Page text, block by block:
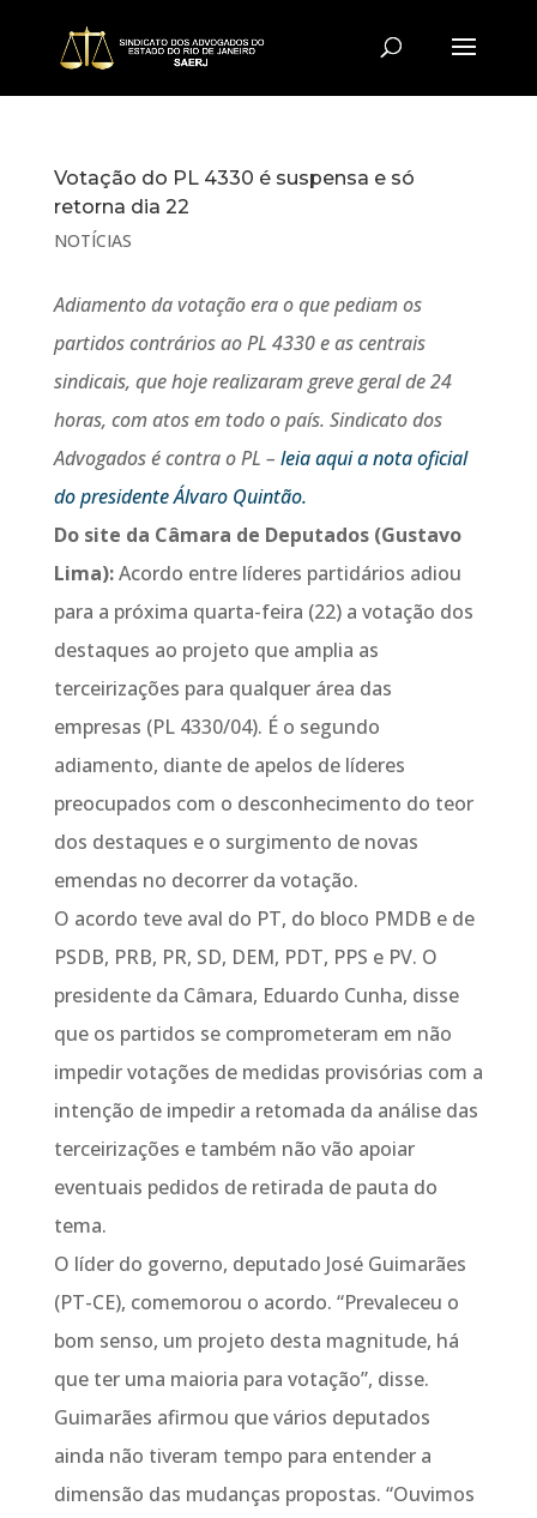
Votação do PL 4330 é suspensa e só
retorna dia 22
NOTÍCIAS
Adiamento da votação era o que pediam os
partidos contrários ao PL 4330 e as centrais
sindicais, que hoje realizaram greve geral de 24
horas, com atos em todo o país. Sindicato dos
Advogados é contra o PL – leia aqui a nota oficial
do presidente Álvaro Quintão.
Do site da Câmara de Deputados (Gustavo
Lima):Acordo entre líderes partidários adiou
para a próxima quarta-feira (22) a votação dos
destaques ao projeto que amplia as
terceirizações para qualquer área das
empresas (PL 4330/04). É o segundo
adiamento, diante de apelos de líderes
preocupados com o desconhecimento do teor
dos destaques e o surgimento de novas
emendas no decorrer da votação.
O acordo teve aval do PT, do bloco PMDB e de
PSDB, PRB, PR, SD, DEM, PDT, PPS e PV. O
presidente da Câmara, Eduardo Cunha, disse
que os partidos se comprometeram em não
impedir votações de medidas provisórias com a
intenção de impedir a retomada da análise das
terceirizações e também não vão apoiar
eventuais pedidos de retirada de pauta do
tema.
O líder do governo, deputado José Guimarães
(PT-CE), comemorou o acordo. “Prevaleceu o
bom senso, um projeto desta magnitude, há
que ter uma maioria para votação”, disse.
Guimarães afirmou que vários deputados
ainda não tiveram tempo para entender a
dimensão das mudanças propostas. “Ouvimos